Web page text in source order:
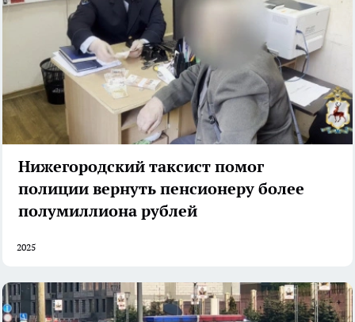
Нижегородский таксист помог
полиции вернуть пенсионеру более
полумиллиона рублей
2025